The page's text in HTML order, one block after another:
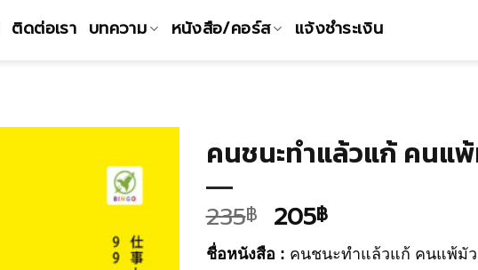
ติดต่อเรา บทความ หนังสือ/คอร์ส แจ้งชำระเงิน
Add to
คนชนะทำแล้วแก้ คนแ
235฿ 205฿
ชื่อหนังสือ : คนชนะทำแล้วแก้ คนแพ้มั